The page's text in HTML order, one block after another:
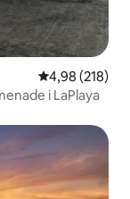
4,98 ud af 5 i
4,98 (218)
i LaPlaya